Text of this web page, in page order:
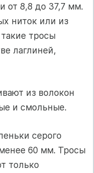
от 8,8 до 37,7 мм.
ниток или из
тросы
лаглиней,
из волокон
и смольные.
серого
60 мм. Тросы
только